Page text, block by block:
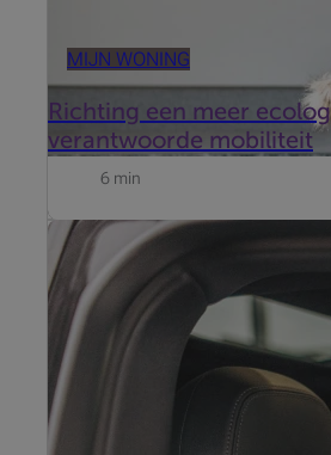
MIJN WONING
Richting een meer
verantwoorde mobiliteit
6 min
Het Autosalon 2026, dat
januari 2026 in Brussels Expo,
missen afspraak om nieuwe
aandrijvingen te vergelijken en te
exclusieve aanbiedingen.